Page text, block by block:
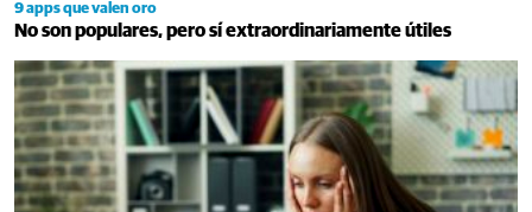
9 apps que valen oro
No son populares, pero sí extraordinariamente útiles